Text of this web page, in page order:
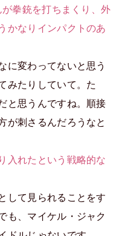
拳銃を打ちまくり、外
かなりインパクトのあ
に変わってないと思う
みたりしていて。た
と思うんですね。順接
が刺さるんだろうなと
入れたという戦略的な
して見られることをす
も、マイケル・ジャク